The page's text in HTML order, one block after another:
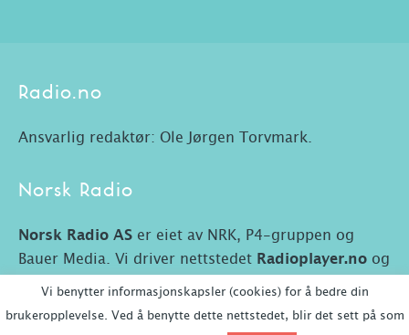
Radio.no
Ansvarlig redaktør: Ole Jørgen Torvmark.
Norsk Radio
Norsk Radio AS er eiet av NRK, P4-gruppen og
Bauer Media. Vi driver nettstedet Radioplayer.no og
Vi benytter informasjonskapsler (cookies) for å bedre din
brukeropplevelse. Ved å benytte dette nettstedet, blir det sett på som